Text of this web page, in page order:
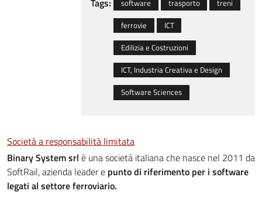
software trasporto
treni
ferrovie
ICT
Edilizia e Costruzioni
ICT, Industria Creativa e Design
Software Sciences
Società a responsabilità limitata
Binary System srl è una società italiana che nasce nel 2011 da
SoftRail, azienda leader e punto di riferimento per i software
legati al settore ferroviario.